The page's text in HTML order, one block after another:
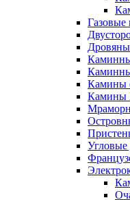
Камины
Камины